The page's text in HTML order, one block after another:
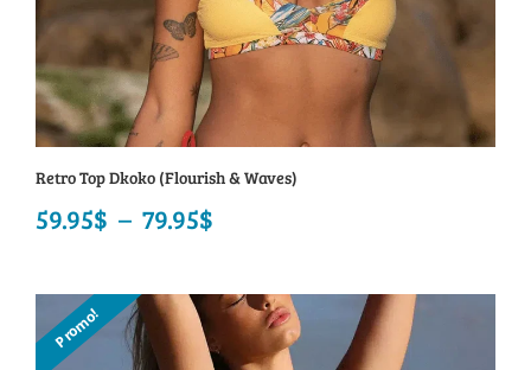
Retro Top Dkoko (Flourish & Waves)
59.95$ – 79.95$
prix :
59.95$
Promo!